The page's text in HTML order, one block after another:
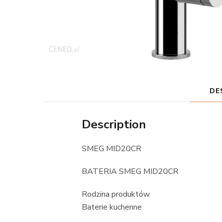
Description
SMEG MID20CR
BATERIA SMEG MID20CR
Rodzina produktów
Baterie kuchenne